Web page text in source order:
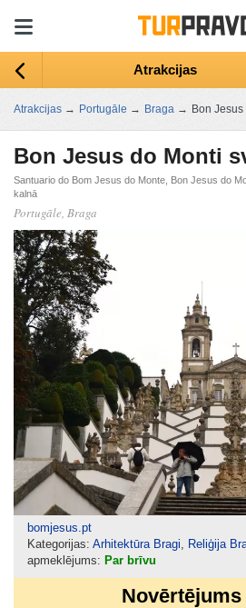
Atrakcijas
Atrakcijas → Portugāle → Braga → Bon
Bon Jesus do Monti
Santuario do Bom Jesus do Monte, Bon Jesus do
kalnā
Portugāle, Braga
bomjesus.pt
Kategorijas: Arhitektūra Bragi Reliģija
apmeklējums: Par brīvu
Novērtējums